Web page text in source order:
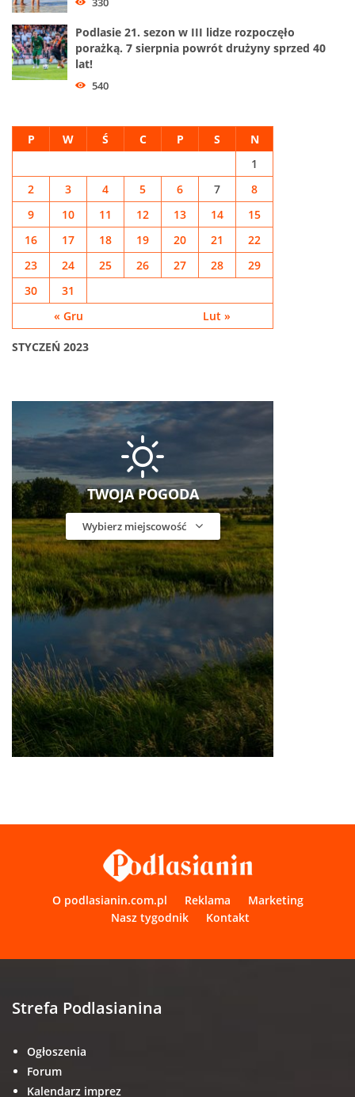
Podlasie 21. sezon w III lidze rozpoczęło
porażką. 7 sierpnia powrót drużyny sprzed 40
lat!
540
STYCZEŃ 2023
P W Ś C P S N
« Gru Lut »
1
2
3 4 5 6 7
8
9
10 11 12 13 14
15
16
17 18 19 20 21
22
23
24 25 26 27 28
29
30
31
TWOJA POGODA
Wybierz miejscowość
O podlasianin.com.pl Reklama
Marketing
Nasz tygodnik
Kontakt
Strefa Podlasianina
Ogłoszenia
Forum
Kalendarz imprez